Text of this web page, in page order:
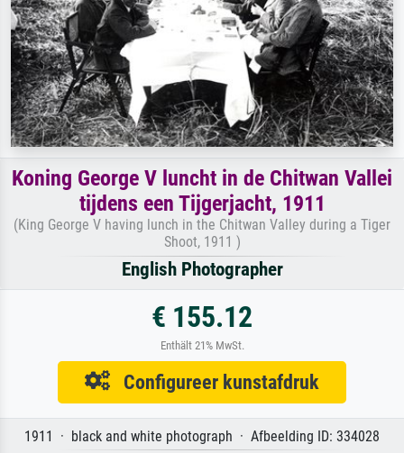
Koning George V luncht in de Chitwan Vallei
tijdens een Tijgerjacht, 1911
(King George V having lunch in the Chitwan Valley during a Tiger
Shoot, 1911 )
English Photographer
€ 155.12
Enthält 21% MwSt.
Configureer kunstafdruk
1911 · black and white photograph · Afbeelding ID: 334028